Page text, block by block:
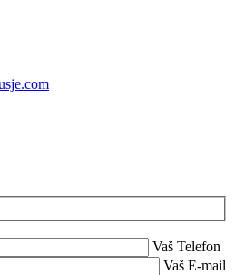
Vaš Telefon
Vaš E-mail